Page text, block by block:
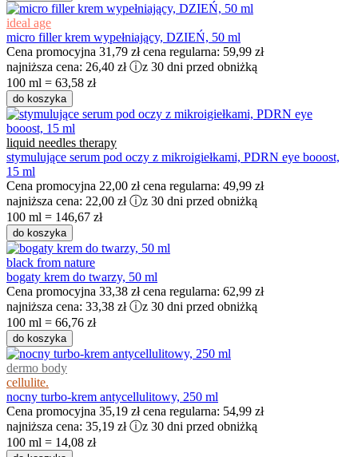
ideal age
micro filler krem wypełniający, DZIEŃ, 50 ml
Cena promocyjna 31,79 zł cena regularna: 59,99 zł
najniższa cena: 26,40 zł ⓘz 30 dni przed obniżką
100 ml = 63,58 zł
do koszyka
liquid needles therapy
stymulujące serum pod oczy z mikroigiełkami, PDRN eye booost,
15 ml
Cena promocyjna 22,00 zł cena regularna: 49,99 zł
najniższa cena: 22,00 zł ⓘz 30 dni przed obniżką
100 ml = 146,67 zł
do koszyka
black from nature
bogaty krem do twarzy, 50 ml
Cena promocyjna 33,38 zł cena regularna: 62,99 zł
najniższa cena: 33,38 zł ⓘz 30 dni przed obniżką
100 ml = 66,76 zł
do koszyka
dermo body
cellulite.
nocny turbo-krem antycellulitowy, 250 ml
Cena promocyjna 35,19 zł cena regularna: 54,99 zł
najniższa cena: 35,19 zł ⓘz 30 dni przed obniżką
100 ml = 14,08 zł